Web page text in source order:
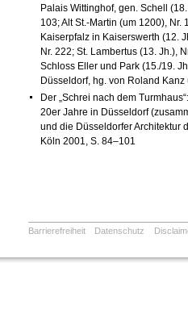
Palais Wittinghof, gen. Schell
103; Alt St.-Martin (um 1200), Nr.
Kaiserpfalz in Kaiserswerth (12.
Nr. 222; St. Lambertus (13. Jh.),
Schloss Eller und Park (15./19.
Düsseldorf, hg. von Roland
Der „Schrei nach dem
20er Jahre in Düsseldorf
und die Düsseldorfer Architektur
Köln 2001, S. 84–101
Barrierefreiheit Datenschutz